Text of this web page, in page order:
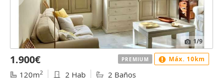
1/9
1.900€
120m2 2 Hab 2 Baños
PREMIUM Máx. 10km